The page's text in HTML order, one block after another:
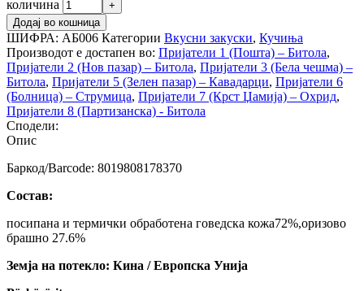
количина
Додај во кошница
ШИФРА: АБ006 Категории Вкусни закуски, Кучиња
Производот е достапен во: Пријатели 1 (Пошта) – Битола,
Пријатели 2 (Нов пазар) – Битола, Пријатели 3 (Бела чешма) –
Битола, Пријатели 5 (Зелен пазар) – Кавадарци, Пријатели 6
(Болница) – Струмица, Пријатели 7 (Крст Џамија) – Охрид,
Пријатели 8 (Партизанска) - Битола
Сподели:
Опис
Баркод/Barcode: 8019808178370
Состав:
посипана и термички обработена говедска кожа72%,оризово
брашно 27.6%
Земја на потекло: Кина / Европска Унија